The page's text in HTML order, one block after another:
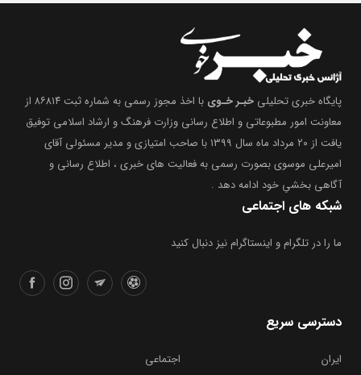
پایگاه خبری تحلیلی خبـر خـوی
با اخذ مجوز رسمی به شماره ثبت ۸۶۸۱۴ از
معاونت امور مطبوعاتی و اطلاع رسانی وزارت فرهنگ و ارشاد اسلامی توفیق
یافت از ۲۰ مرداد ماه سال ۱۳۹۹ با صاحب امتیازی و مدیر مسئولی آقای
امیرعلی موسوی بصورت رسمی به فعالیت های خبری ، اطلاع رسانی و
آگاهی بخشیِ خود ادامه دهد .
شبکه های اجتماعی
ما را در تلگرام و اینستاگرام نیز دنبال کنید
دسترسی سریع
ایران
اجتماعی